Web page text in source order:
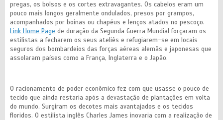
pregas, os bolsos e os cortes extravagantes. Os cabelos eram um
pouco mais longos geralmente ondulados, presos por grampos,
acompanhados por boinas ou chapéus e lenços atados no pescoço.
Link Home Page de duração da Segunda Guerra Mundial forçaram os
estilistas a fecharem os seus ateliês e refugiarem-se em locais
seguros dos bombardeios das forças aéreas alemãs e japonesas que
assolaram países como a França, Inglaterra e o Japão.
O racionamento de poder econômico fez com que usasse o pouco de
tecido que ainda restaria após a devastação de plantações em volta
do mundo. Surgiram os decotes mais avantajados e os tecidos
floridos. O estilista inglês Charles James inovaria com a realização de